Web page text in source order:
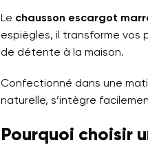
Le chausson escargot
espiègles, il transforme vos
de détente à la maison.
Confectionné dans une
naturelle, s’intègre
Pourquoi choisir